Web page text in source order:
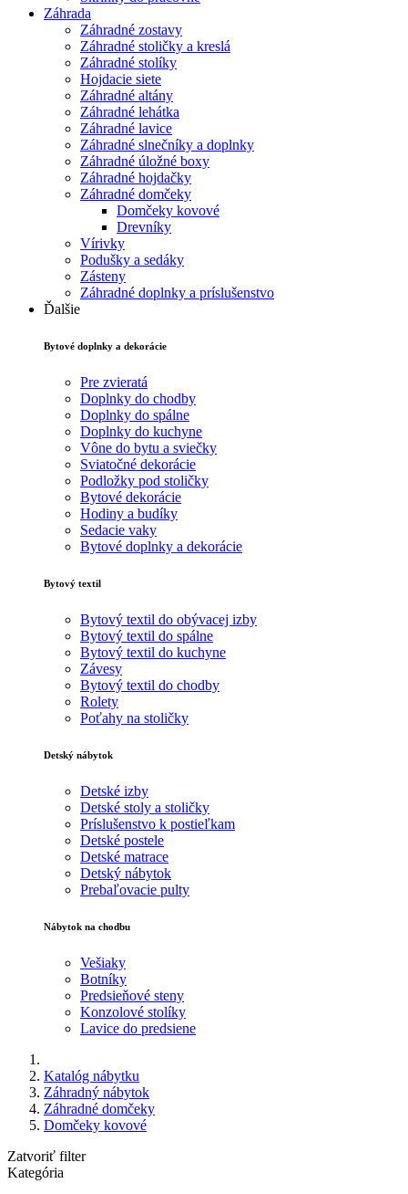
Záhrada
Záhradné zostavy
Záhradné stoličky a kreslá
Záhradné stolíky
Hojdacie siete
Záhradné altány
Záhradné lehátka
Záhradné lavice
Záhradné slnečníky a doplnky
Záhradné úložné boxy
Záhradné hojdačky
Záhradné domčeky
Domčeky kovové
Drevníky
Vírivky
Podušky a sedáky
Zásteny
Záhradné doplnky a príslušenstvo
Ďalšie
Bytové doplnky a dekorácie
Pre zvieratá
Doplnky do chodby
Doplnky do spálne
Doplnky do kuchyne
Vône do bytu a sviečky
Sviatočné dekorácie
Podložky pod stoličky
Bytové dekorácie
Hodiny a budíky
Sedacie vaky
Bytové doplnky a dekorácie
Bytový textil
Bytový textil do obývacej izby
Bytový textil do spálne
Bytový textil do kuchyne
Závesy
Bytový textil do chodby
Rolety
Poťahy na stoličky
Detský nábytok
Detské izby
Detské stoly a stoličky
Príslušenstvo k postieľkam
Detské postele
Detské matrace
Detský nábytok
Prebaľovacie pulty
Nábytok na chodbu
Vešiaky
Botníky
Predsieňové steny
Konzolové stolíky
Lavice do predsiene
Katalóg nábytku
Záhradný nábytok
Záhradné domčeky
Domčeky kovové
Zatvoriť filter
Kategória